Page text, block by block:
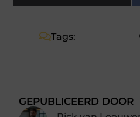
Tags:
GEPUBLICEERD DOOR